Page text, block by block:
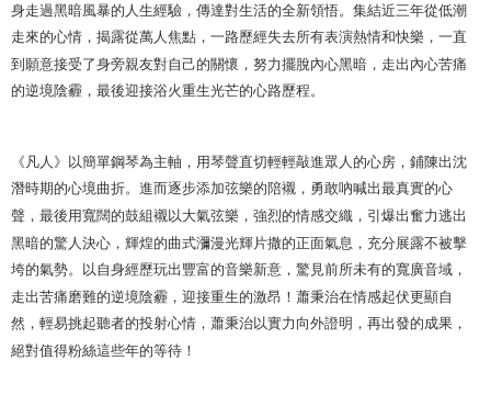
身走過黑暗風暴的人生經驗，傳達對生活的全新領悟。集結近三年從低潮
走來的心情，揭露從萬人焦點，一路歷經失去所有表演熱情和快樂，一直
到願意接受了身旁親友對自己的關懷，努力擺脫內心黑暗，走出內心苦痛
的逆境陰霾，最後迎接浴火重生光芒的心路歷程。
《凡人》以簡單鋼琴為主軸，用琴聲直切輕輕敲進眾人的心房，鋪陳出沈
潛時期的心境曲折。進而逐步添加弦樂的陪襯，勇敢吶喊出最真實的心
聲，最後用寬闊的鼓組襯以大氣弦樂，強烈的情感交織，引爆出奮力逃出
黑暗的驚人決心，輝煌的曲式瀰漫光輝片撒的正面氣息，充分展露不被擊
垮的氣勢。以自身經歷玩出豐富的音樂新意，驚見前所未有的寬廣音域，
走出苦痛磨難的逆境陰霾，迎接重生的激昂！蕭秉治在情感起伏更顯自
然，輕易挑起聽者的投射心情，蕭秉治以實力向外證明，再出發的成果，
絕對值得粉絲這些年的等待！